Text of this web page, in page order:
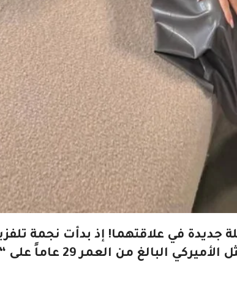
جديدة في علاقتهما! إذ بدأت نجمة
من العمر 27 عاماً، بمتابعة حبيبها